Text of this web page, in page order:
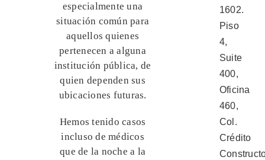
especialmente una
situación común para
aquellos quienes
pertenecen a alguna
institución pública, de
quien dependen sus
ubicaciones futuras.
Hemos tenido casos
incluso de médicos
que de la noche a la
1602.
Piso
4,
Suite
400,
Oficina
460,
Col.
Crédito